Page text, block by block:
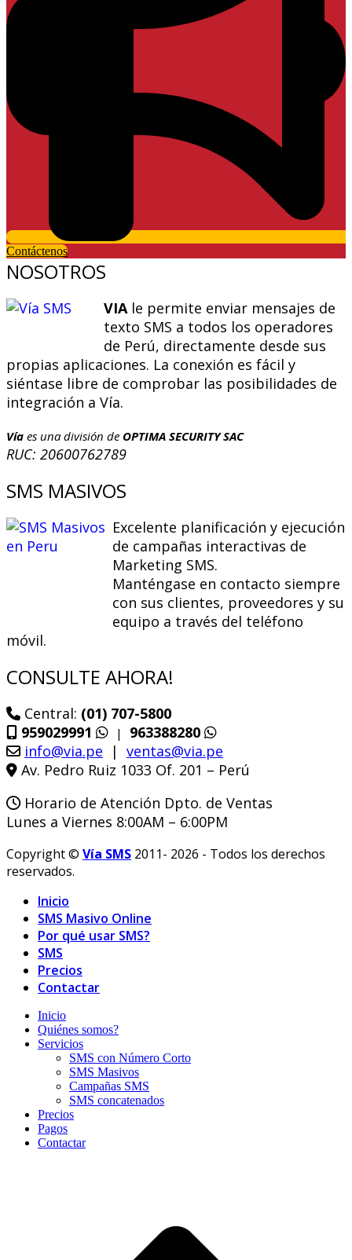
Contáctenos
NOSOTROS
VIA le permite enviar mensajes de
texto SMS a todos los operadores
de Perú, directamente desde sus
propias aplicaciones. La conexión es fácil y
siéntase libre de comprobar las posibilidades de
integración a Vía.
Vía es una división de OPTIMA SECURITY SAC
RUC: 20600762789
SMS MASIVOS
Excelente planificación y ejecución
de campañas interactivas de
Marketing SMS.
Manténgase en contacto siempre
con sus clientes, proveedores y su
equipo a través del teléfono
móvil.
CONSULTE AHORA!
Central: (01) 707-5800
959029991
|
963388280
info@via.pe | ventas@via.pe
Av. Pedro Ruiz 1033 Of. 201 – Perú
Horario de Atención Dpto. de Ventas
Lunes a Viernes 8:00AM – 6:00PM
Copyright © Vía SMS 2011- 2026 - Todos los derechos
reservados.
Inicio
SMS Masivo Online
Por qué usar SMS?
SMS
Precios
Contactar
Inicio
Quiénes somos?
Servicios
SMS con Número Corto
SMS Masivos
Campañas SMS
SMS concatenados
Precios
Pagos
Contactar